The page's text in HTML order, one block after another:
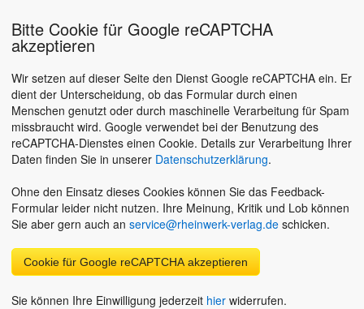
Bitte Cookie für Google reCAPTCHA
akzeptieren
Wir setzen auf dieser Seite den Dienst Google reCAPTCHA ein. Er
dient der Unterscheidung, ob das Formular durch einen
Menschen genutzt oder durch maschinelle Verarbeitung für Spam
missbraucht wird. Google verwendet bei der Benutzung des
reCAPTCHA-Dienstes einen Cookie. Details zur Verarbeitung Ihrer
Daten finden Sie in unserer Datenschutzerklärung.
Ohne den Einsatz dieses Cookies können Sie das Feedback-
Formular leider nicht nutzen. Ihre Meinung, Kritik und Lob können
Sie aber gern auch an service@rheinwerk-verlag.de schicken.
Cookie für Google reCAPTCHA akzeptieren
Sie können Ihre Einwilligung jederzeit hier widerrufen.